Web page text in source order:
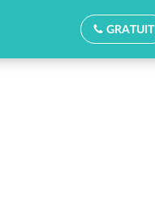
GRATUIT
Abonnements